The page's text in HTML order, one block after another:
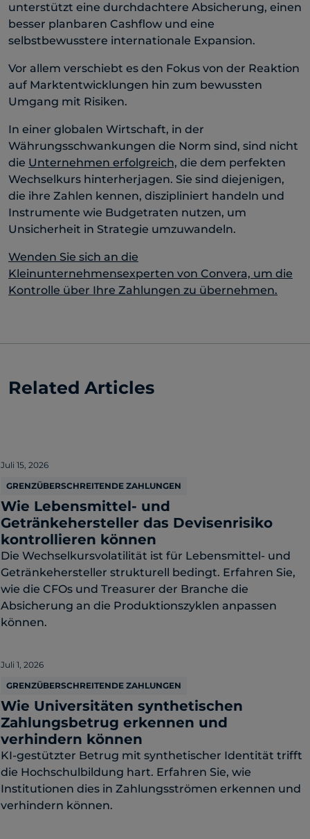
unterstützt eine durchdachtere Absicherung, einen
besser planbaren Cashflow und eine
selbstbewusstere internationale Expansion.
Vor allem verschiebt es den Fokus von der Reaktion
auf Marktentwicklungen hin zum bewussten
Umgang mit Risiken.
In einer globalen Wirtschaft, in der
Währungsschwankungen die Norm sind, sind nicht
die Unternehmen erfolgreich, die dem perfekten
Wechselkurs hinterherjagen. Sie sind diejenigen,
die ihre Zahlen kennen, diszipliniert handeln und
Instrumente wie Budgetraten nutzen, um
Unsicherheit in Strategie umzuwandeln.
Wenden Sie sich an die
Kleinunternehmensexperten von Convera, um die
Kontrolle über Ihre Zahlungen zu übernehmen.
Related Articles
Juli 15, 2026
GRENZÜBERSCHREITENDE ZAHLUNGEN
Wie Lebensmittel- und
Getränkehersteller das Devisenrisiko
kontrollieren können
Die Wechselkursvolatilität ist für Lebensmittel- und
Getränkehersteller strukturell bedingt. Erfahren Sie,
wie die CFOs und Treasurer der Branche die
Absicherung an die Produktionszyklen anpassen
können.
Juli 1, 2026
GRENZÜBERSCHREITENDE ZAHLUNGEN
Wie Universitäten synthetischen
Zahlungsbetrug erkennen und
verhindern können
KI-gestützter Betrug mit synthetischer Identität trifft
die Hochschulbildung hart. Erfahren Sie, wie
Institutionen dies in Zahlungsströmen erkennen und
verhindern können.